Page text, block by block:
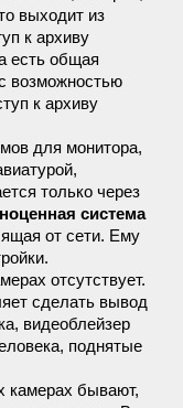
выходит из
к архиву
есть общая
возможностью
к архиву
для монитора,
только через
система
от сети. Ему
отсутствует.
сделать вывод
видеоблейзер
поднятые
камерах бывают,